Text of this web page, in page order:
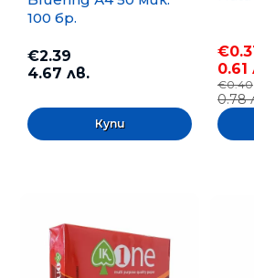
100 бр.
€2.39
4.67 лв.
0.61
€0.40
0.78